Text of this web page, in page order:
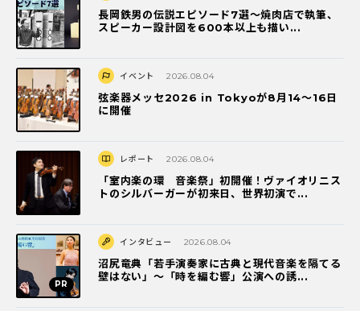
長岡鉄男の伝説エピソード7選〜焼肉店で執筆、
スピーカー設計図を600本以上も描い...
イベント 2026.08.04
弦楽器メッセ2026 in Tokyoが8月14～16日
に開催
レポート 2026.08.04
「室内楽の環 音楽祭」初開催！ヴァイオリニス
トのシルバーガーが初来日、世界初演で...
インタビュー 2026.08.04
沼尻竜典「若手演奏家に古典と現代音楽を隔てる
壁はない」～「時を編む響」公演への誘...